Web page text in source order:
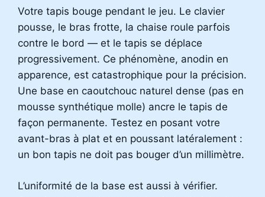
Votre tapis bouge pendant le jeu. Le clavier
pousse, le bras frotte, la chaise roule parfois
contre le bord — et le tapis se déplace
progressivement. Ce phénomène, anodin en
apparence, est catastrophique pour la précision.
Une base en caoutchouc naturel dense (pas en
mousse synthétique molle) ancre le tapis de
façon permanente. Testez en posant votre
avant-bras à plat et en poussant latéralement :
un bon tapis ne doit pas bouger d’un millimètre.
L’uniformité de la base est aussi à vérifier.